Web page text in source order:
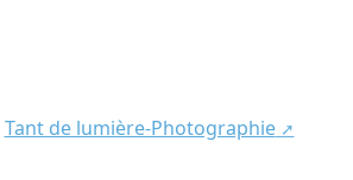
Tant de lumière-Photographie